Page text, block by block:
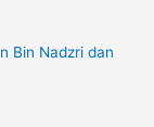
Bin Nadzri dan